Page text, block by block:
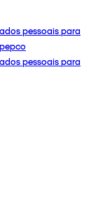
pessoais para
pessoais para